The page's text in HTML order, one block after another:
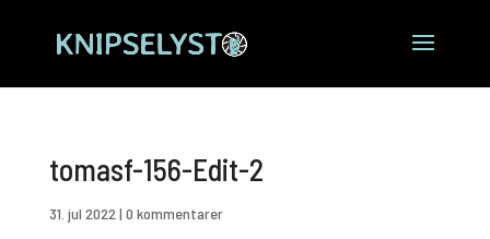
tomasf-156-Edit-2
31. jul 2022 | 0 kommentarer